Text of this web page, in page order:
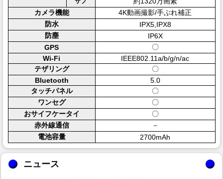
カメラ機能
4K動画撮影/手ぶれ補正
防水
IPX5,IPX8
防塵
IP6X
GPS
〇
Wi-Fi
IEEE802.11a/b/g/n/ac
テザリング
〇
Bluetooth
5.0
タッチパネル
〇
ワンセグ
〇
おサイフケータイ
〇
赤外線通信
－
電池容量
2700mAh
ニュース